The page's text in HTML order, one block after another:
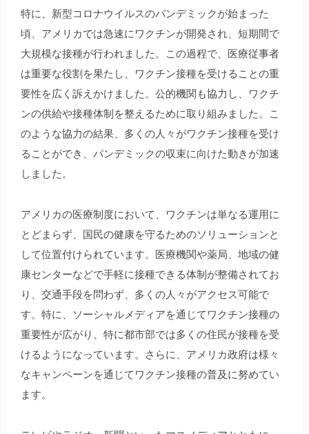
特に、新型コロナウイルスのパンデミックが始まった
頃、アメリカでは急速にワクチンが開発され、短期間で
大規模な接種が行われました。この過程で、医療従事者
は重要な役割を果たし、ワクチン接種を受けることの重
要性を広く訴えかけました。公的機関も協力し、ワクチ
ンの供給や接種体制を整えるために取り組みました。こ
のような協力の結果、多くの人々がワクチン接種を受け
ることができ、パンデミックの収束に向けた動きが加速
しました。
アメリカの医療制度において、ワクチンは単なる運用に
とどまらず、国民の健康を守るためのソリューションと
して位置付けられています。医療機関や薬局、地域の健
康センターなどで手軽に接種できる体制が整備されてお
り、交通手段を問わず、多くの人々がアクセス可能で
す。特に、ソーシャルメディアを通じてワクチン接種の
重要性が広がり、特に都市部では多くの住民が接種を受
けるようになっています。さらに、アメリカ政府は様々
なキャンペーンを通じてワクチン接種の普及に努めてい
ます。